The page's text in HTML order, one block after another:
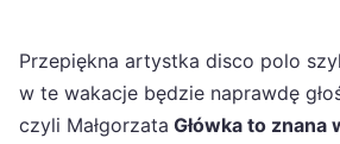
Przepiękna artystka disco polo
w te wakacje będzie naprawdę
czyli Małgorzata Główka to znana